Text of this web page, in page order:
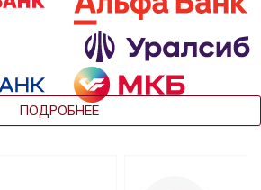
ПОДРОБНЕЕ